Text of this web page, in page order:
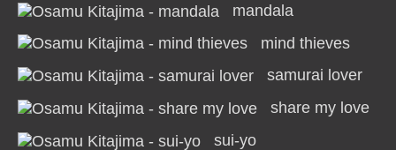
mandala
mind thieves
samurai lover
share my love
sui-yo